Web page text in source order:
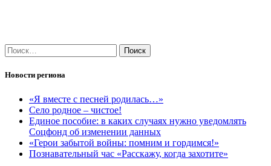
Найти:
Новости региона
«Я вместе с песней родилась…»
Село родное – чистое!
Единое пособие: в каких случаях нужно уведомлять
Соцфонд об изменении данных
«Герои забытой войны: помним и гордимся!»
Познавательный час «Расскажу, когда захотите»